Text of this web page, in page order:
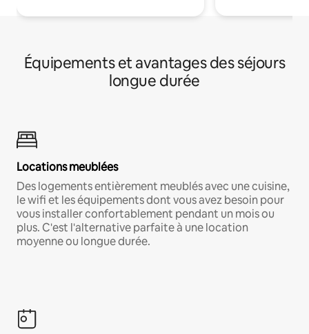
Équipements et avantages des séjours
longue durée
Locations meublées
Des logements entièrement meublés avec une cuisine,
le wifi et les équipements dont vous avez besoin pour
vous installer confortablement pendant un mois ou
plus. C'est l'alternative parfaite à une location
moyenne ou longue durée.